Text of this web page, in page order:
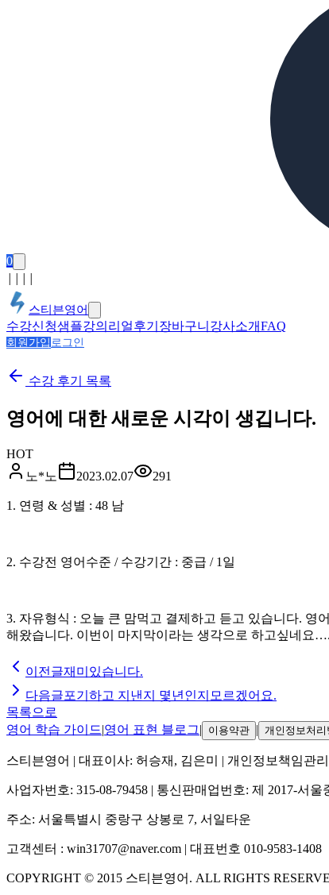
0
스티븐영어
수강신청샘플강의 리얼후기 장바구니 강사소개FAQ
회원가입 로그인
수강 후기 목록
영어에 대한 새로운 시각이 생깁니다.
HOT
노*노
2023.02.07 291
1. 연령 & 성별 : 48 남
2. 수강전 영어수준 / 수강기간 : 중급 / 1일
3. 자유형식 : 오늘 큰 맘먹고 결제하고 듣고 있습니다. 영
해왔습니다. 이번이 마지막이라는 생각으로 하고싶네요….
이전글재미있습니다.
다음글포기하고 지낸지 몇년인지모르겠어요.
목록으로
영어 학습 가이드|영어 표현 블로그| 이용약관 | 개인정보처리
스티븐영어 | 대표이사: 허승재, 김은미 | 개인정보책임관
사업자번호: 315-08-79458 | 통신판매업번호: 제 2017-서울
주소: 서울특별시 중랑구 상봉로 7, 서일타운
고객센터 : win31707@naver.com | 대표번호 010-9583-1408
COPYRIGHT © 2015 스티븐영어 . ALL RIGHTS